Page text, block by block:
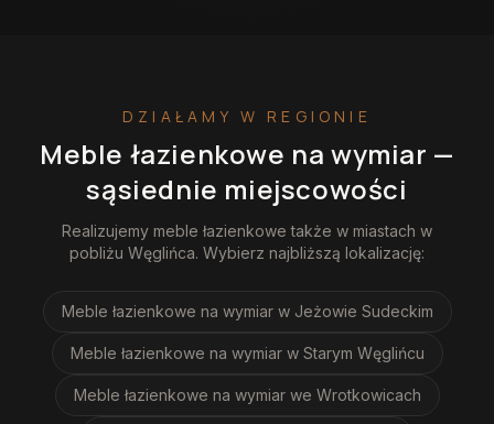
DZIAŁAMY W REGIONIE
Meble łazienkowe na wymiar —
sąsiednie miejscowości
Realizujemy meble łazienkowe także w miastach w
pobliżu Węglińca. Wybierz najbliższą lokalizację:
Meble łazienkowe na wymiar w Jeżowie Sudeckim
Meble łazienkowe na wymiar w Starym Węglińcu
Meble łazienkowe na wymiar we Wrotkowicach